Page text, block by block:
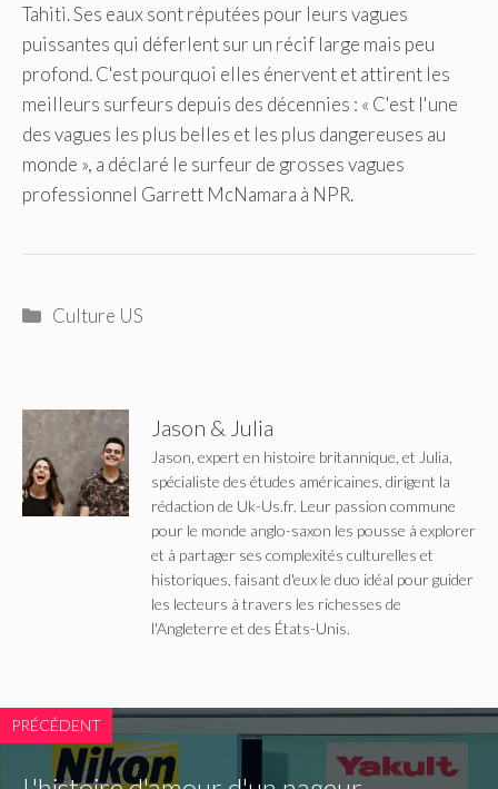
Tahiti. Ses eaux sont réputées pour leurs vagues
puissantes qui déferlent sur un récif large mais peu
profond. C'est pourquoi elles énervent et attirent les
meilleurs surfeurs depuis des décennies : « C'est l'une
des vagues les plus belles et les plus dangereuses au
monde », a déclaré le surfeur de grosses vagues
professionnel Garrett McNamara à NPR.
Catégories
Culture US
Jason & Julia
Jason, expert en histoire britannique, et Julia,
spécialiste des études américaines, dirigent la
rédaction de Uk-Us.fr. Leur passion commune
pour le monde anglo-saxon les pousse à explorer
et à partager ses complexités culturelles et
historiques, faisant d'eux le duo idéal pour guider
les lecteurs à travers les richesses de
l'Angleterre et des États-Unis.
PRÉCÉDENT